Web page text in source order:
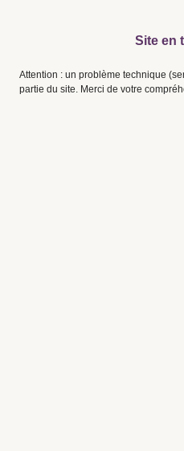
Site en
Attention : un problème technique
partie du site. Merci de votre